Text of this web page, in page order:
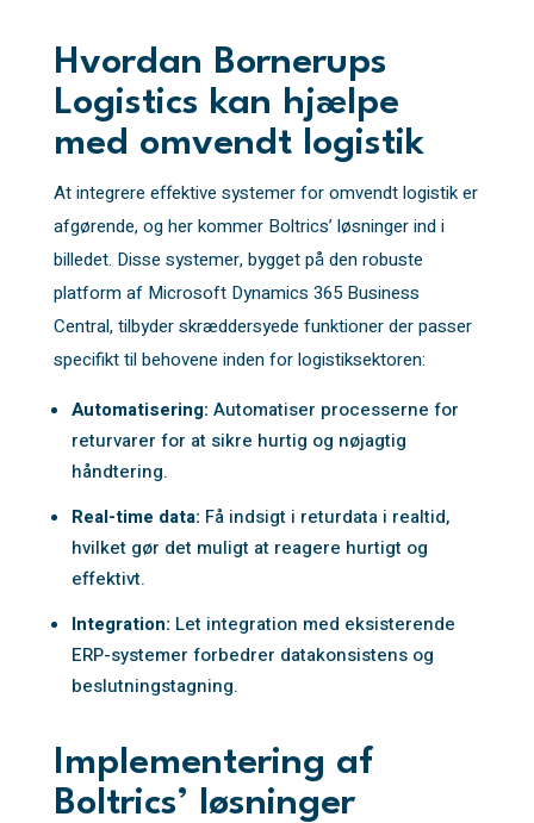
Hvordan Bornerups
Logistics kan hjælpe
med omvendt logistik
At integrere effektive systemer for omvendt logistik er
afgørende, og her kommer Boltrics’ løsninger ind i
billedet. Disse systemer, bygget på den robuste
platform af Microsoft Dynamics 365 Business
Central, tilbyder skræddersyede funktioner der passer
specifikt til behovene inden for logistiksektoren:
Automatisering: Automatiser processerne for
returvarer for at sikre hurtig og nøjagtig
håndtering.
Real-time data: Få indsigt i returdata i realtid,
hvilket gør det muligt at reagere hurtigt og
effektivt.
Integration: Let integration med eksisterende
ERP-systemer forbedrer datakonsistens og
beslutningstagning.
Implementering af
Boltrics’ løsninger